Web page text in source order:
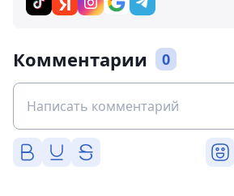
Комментарии 0